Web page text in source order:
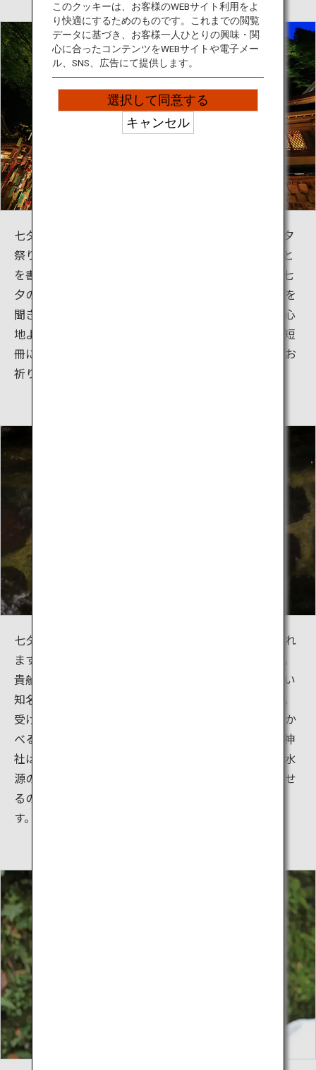
七夕の伝説は東アジア各国に伝わっており、各地で七夕
祭りが行われています。日本では七夕に短冊に願いごと
を書いて、笹竹に吊るすのが習わしになっています。七
夕の時期の貴船神社は、貴船川がさらさらと流れる音を
聞き、竹林を吹き抜ける風を受けながら、さわやかで心
地よい夕涼みが楽しめます。この時期に貴船を訪れ、短
冊に願いごとを書いて竹に吊るし、貴船神社の神様にお
祈りしてみませんか？
七夕ライトアップの間は貴船神社の拝観時間が延長され
ますので、夜間にもお守りやおみくじを購入できます。
貴船神社には他にはない個性的なおみくじがあり、高い
知名度と人気を誇っています。それが「水占みくじ」。
受け取ったときは白紙ですが、神社にあるご神水に浮か
べると文字が浮き出てくるおみくじです。近年、貴船神
社は縁結びの神として有名になっていますが、本来は水
源の神を祀る社。この水源の神はあらゆることを見通せ
るので、水占みくじはよく当たるとよく言われていま
す。
このクッキーは、お客様のWEBサイト利用をよ
り快適にするためのものです。これまでの閲覧
データに基づき、お客様一人ひとりの興味・関
心に合ったコンテンツをWEBサイトや電子メー
ル、SNS、広告にて提供します。
選択して同意する
キャンセル